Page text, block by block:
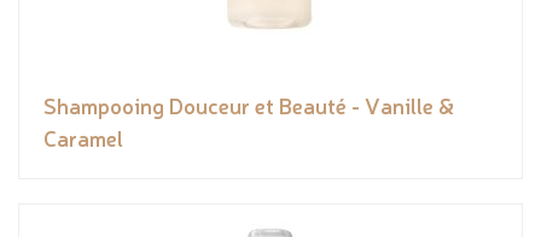
Shampooing Douceur et Beauté - Vanille &
Caramel